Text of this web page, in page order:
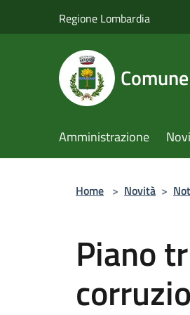
Regione Lombardia
Amministrazione
Home > Novità >
Piano